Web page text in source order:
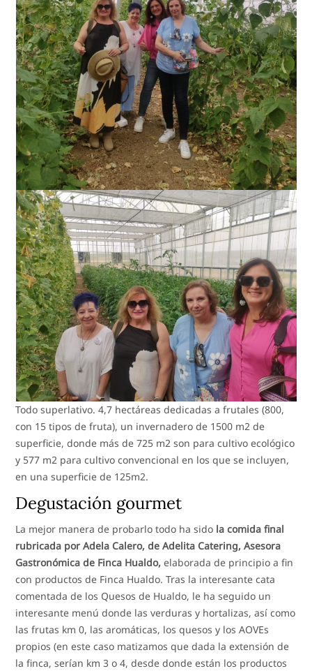
Todo superlativo. 4,7 hectáreas dedicadas a frutales (800,
con 15 tipos de fruta), un invernadero de 1500 m2 de
superficie, donde más de 725 m2 son para cultivo ecológico
y 577 m2 para cultivo convencional en los que se incluyen,
en una superficie de 125m2.
Degustación gourmet
La mejor manera de probarlo todo ha sido la comida final
rubricada por Adela Calero, de Adelita Catering, Asesora
Gastronómica de Finca Hualdo, elaborada de principio a fin
con productos de Finca Hualdo. Tras la interesante cata
comentada de los Quesos de Hualdo, le ha seguido un
interesante menú donde las verduras y hortalizas, así como
las frutas km 0, las aromáticas, los quesos y los AOVEs
propios (en este caso matizamos que dada la extensión de
la finca, serían km 3 o 4, desde donde están los productos